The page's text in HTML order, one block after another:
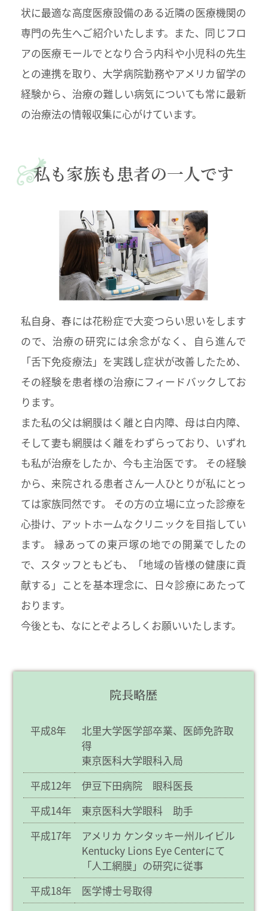
状に最適な高度医療設備のある近隣の医療機関の
専門の先生へご紹介いたします。また、同じフロ
アの医療モールでとなり合う内科や小児科の先生
との連携を取り、大学病院勤務やアメリカ留学の
経験から、治療の難しい病気についても常に最新
の治療法の情報収集に心がけています。
私も家族も患者の一人です
私自身、春には花粉症で大変つらい思いをします
ので、治療の研究には余念がなく、自ら進んで
「舌下免疫療法」を実践し症状が改善したため、
その経験を患者様の治療にフィードバックしてお
ります。
また私の父は網膜はく離と白内障、母は白内障、
そして妻も網膜はく離をわずらっており、いずれ
も私が治療をしたか、今も主治医です。 その経験
から、来院される患者さん一人ひとりが私にとっ
ては家族同然です。 その方の立場に立った診療を
心掛け、アットホームなクリニックを目指してい
ます。 縁あっての東戸塚の地での開業でしたの
で、スタッフともども、「地域の皆様の健康に貢
献する」ことを基本理念に、日々診療にあたって
おります。
今後とも、なにとぞよろしくお願いいたします。
院長略歴
平成8年
北里大学医学部卒業、医師免許取
得
東京医科大学眼科入局
平成12年
伊豆下田病院 眼科医長
平成14年
東京医科大学眼科 助手
平成17年
アメリカ ケンタッキー州ルイビル
Kentucky Lions Eye Centerにて
「人工網膜」の研究に従事
平成18年
医学博士号取得